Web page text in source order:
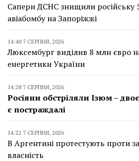
Сапери ДСНС знищили російську
авіабомбу на Запоріжжі
14:40 7 СЕРПНЯ, 2026
Люксембург виділив 8 млн євро
енергетики України
14:28 7 СЕРПНЯ, 2026
Росіяни обстріляли Ізюм –
є постраждалі
14:22 7 СЕРПНЯ, 2026
В Аргентині протестують проти
власність